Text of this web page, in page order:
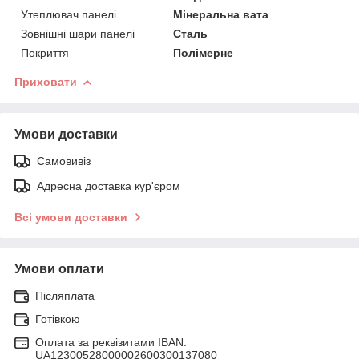
Утеплювач панелі
Мінеральна вата
Зовнішні шари панелі
Сталь
Покриття
Полімерне
Приховати
Умови доставки
Самовивіз
Адресна доставка кур'єром
Всі умови доставки
Умови оплати
Післяплата
Готівкою
Оплата за реквізитами IBAN:
UA12300528000002600300137080